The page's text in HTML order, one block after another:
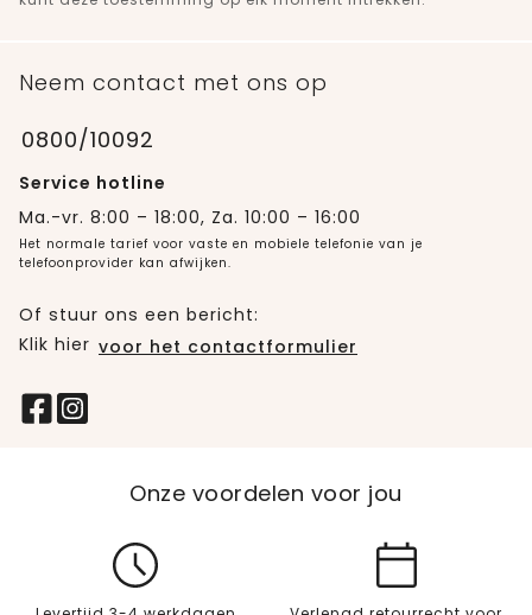
Neem contact met ons op
0800/10092
Service hotline
Ma.-vr. 8:00 – 18:00, Za. 10:00 – 16:00
Het normale tarief voor vaste en mobiele telefonie van je
telefoonprovider kan afwijken.
Of stuur ons een bericht:
Klik hier voor het contactformulier
Onze voordelen voor jou